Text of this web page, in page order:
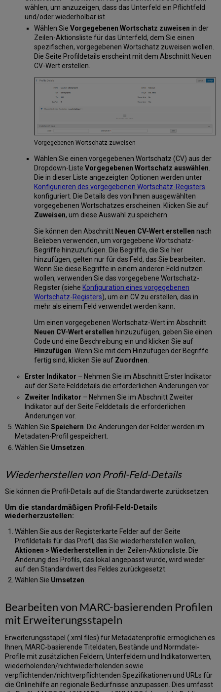
wählen, um anzuzeigen, dass das Unterfeld ein Pflichtfeld
und/oder wiederholbar ist.
Wählen SieVorgegebenen Wortschatz zuweisen in der
Zeilen-Aktionsliste für das Unterfeld, dem Sie einen
spezifischen, vorgegebenen Wortschatz zuweisen wollen.
Die Seite Profildetails erscheint mit dem Abschnitt Neuen
CV-Wert erstellen.
Vorgegebenen Wortschatz zuweisen
Wählen Sie einen vorgegebenen Wortschatz (CV) aus der
Dropdown-ListeVorgegebenen Wortschatz auswählen.
Die in dieser Liste angezeigten Optionen werden unter
Konfigurieren des vorgegebenen Wortschatz-Registers
konfiguriert. Die Details des von Ihnen ausgewählten
vorgegebenen Wortschatzes erscheinen. Klicken Sie auf
Zuweisen, um diese Auswahl zu speichern.
Sie können den Abschnitt Neuen CV-Wert erstellen nach
Belieben verwenden, um vorgegebene Wortschatz-
Begriffe hinzuzufügen. Die Begriffe, die Sie hier
hinzufügen, gelten nur für das Feld, das Sie bearbeiten.
Wenn Sie diese Begriffe in einem anderen Feld nutzen
wollen, verwenden Sie das vorgegebene Wortschatz-
Register (siehe Konfiguration eines vorgegebenen
Wortschatz-Registers), um ein CV zu erstellen, das in
mehr als einem Feld verwendet werden kann.
Um einen vorgegebenen Wortschatz-Wert im Abschnitt
Neuen CV-Wert erstellen hinzuzufügen, geben Sie einen
Code und eine Beschreibung ein und klicken Sie auf
Hinzufügen. Wenn Sie mit dem Hinzufügen der Begriffe
fertig sind, klicken Sie auf Zuordnen.
Erster Indikator – Nehmen Sie im Abschnitt Erster Indikator
auf der Seite Felddetails die erforderlichen Änderungen vor.
Zweiter Indikator – Nehmen Sie im Abschnitt Zweiter
Indikator auf der Seite Felddetails die erforderlichen
Änderungen vor.
Wählen Sie Speichern. Die Änderungen der Felder werden im
Metadaten-Profil gespeichert.
Wählen Sie Umsetzen
Wiederherstellen von Profil-Feld-Details
Sie können die Profil-Details auf die Standardwerte zurücksetzen.
Um die standardmäßigen Profil-Feld-Details
wiederherzustellen:
Wählen Sie aus der Registerkarte Felder auf der Seite
Profildetails für das Profil, das Sie wiederherstellen wollen,
Aktionen > Wiederherstellen in der Zeilen-Aktionsliste. Die
Änderung des Profils, das lokal angepasst wurde, wird wieder
auf den Standardwert des Feldes zurückgesetzt.
Wählen Sie Umsetzen.
Bearbeiten von MARC-basierenden Profilen
mit Erweiterungsstapeln
Erweiterungsstapel (.xml files) für Metadatenprofile ermöglichen es
Ihnen, MARC-basierende Titeldaten, Bestände und Normdatei-
Profile mit zusätzlichen Feldern, Unterfeldern und Indikatorwerten,
wiederholenden/nichtwiederholenden sowie
verpflichtenden/nichtverpflichtenden Spezifikationen und URLs für
die Onlinehilfe an regionale Bedürfnisse anzupassen. Dies umfasst